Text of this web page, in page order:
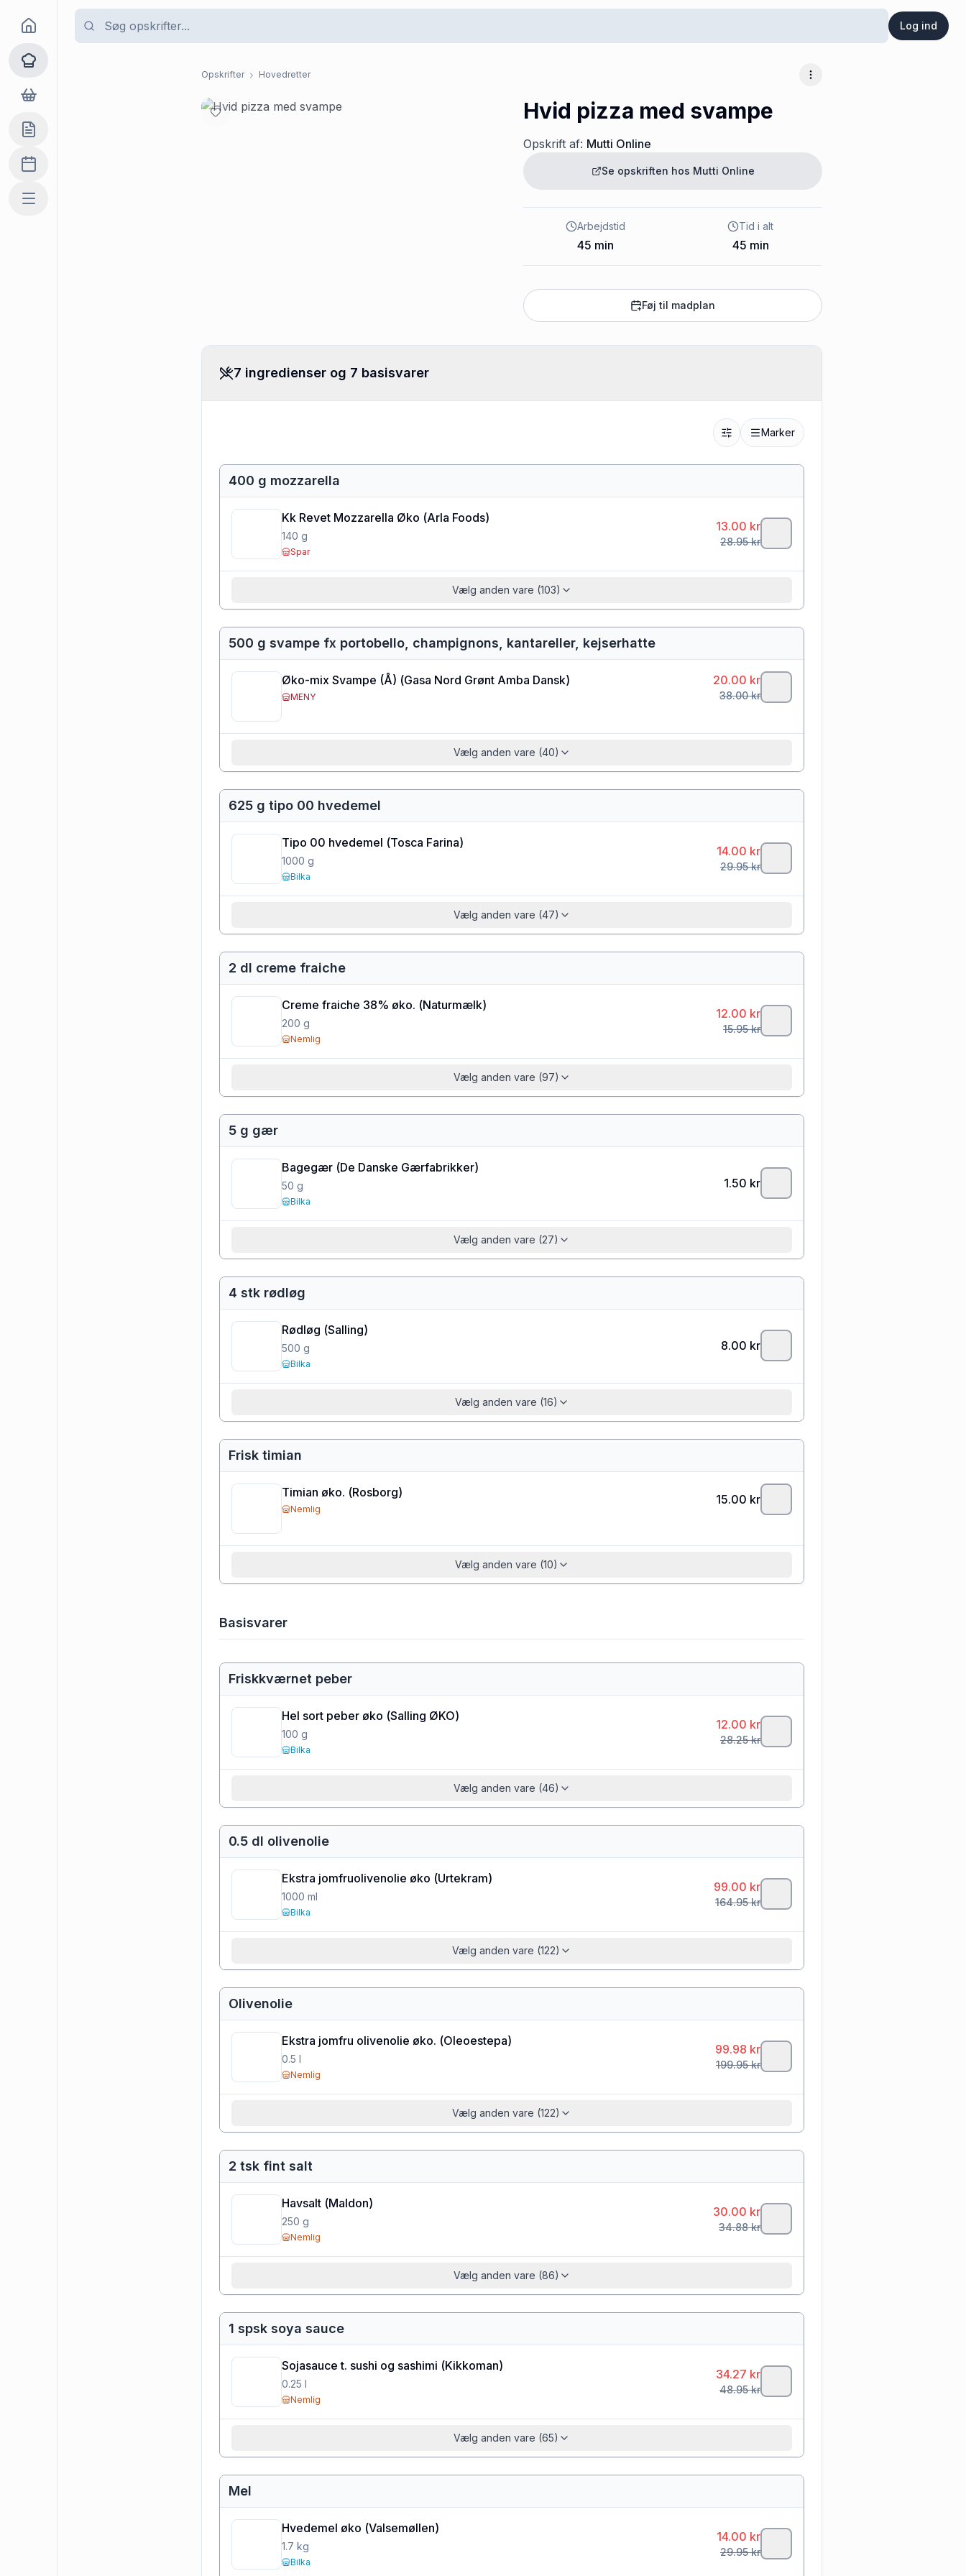
Log ind
Goma
Opskrifter
Dagligvarer
Indkøbslisten
Madplan
Mere
Opskrifter Hovedretter Flere muligheder
Hvid pizza med svampe
Opskrift af: Mutti Online
Se opskriften hos Mutti Online
Arbejdstid
45 min
Tid i alt
45 min
Føj til madplan
7 ingredienser og 7 basisvarer
Marker
400 g mozzarella
Kk Revet Mozzarella Øko (Arla Foods)
140 g
Spar
13.00 kr
28.95kr
Vælg anden vare (103)
500 g svampe fx portobello, champignons, kantareller, kejserhatte
Øko-mix Svampe (Å) (Gasa Nord Grønt Amba Dansk)
MENY
20.00 kr
38.00kr
Vælg anden vare (40)
625 g tipo 00 hvedemel
Tipo 00 hvedemel (Tosca Farina)
1000 g
Bilka
14.00 kr
29.95kr
Vælg anden vare (47)
2 dl creme fraiche
Creme fraiche 38% øko. (Naturmælk)
200 g
Nemlig
12.00 kr
15.95kr
Vælg anden vare (97)
5 g gær
Bagegær (De Danske Gærfabrikker)
50 g
Bilka
1.50 kr
Vælg anden vare (27)
4 stk rødløg
Rødløg (Salling)
500 g
Bilka
8.00 kr
Vælg anden vare (16)
Frisk timian
Timian øko. (Rosborg)
Nemlig
15.00 kr
Vælg anden vare (10)
Basisvarer
Friskkværnet peber
Hel sort peber øko (Salling ØKO)
100 g
Bilka
12.00 kr
28.25kr
Vælg anden vare (46)
0.5 dl olivenolie
Ekstra jomfruolivenolie øko (Urtekram)
1000 ml
Bilka
99.00 kr
164.95kr
Vælg anden vare (122)
Olivenolie
Ekstra jomfru olivenolie øko. (Oleoestepa)
0.5 l
Nemlig
99.98 kr
199.95kr
Vælg anden vare (122)
2 tsk fint salt
Havsalt (Maldon)
250 g
Nemlig
30.00 kr
34.88kr
Vælg anden vare (86)
1 spsk soya sauce
Sojasauce t. sushi og sashimi (Kikkoman)
0.25 l
Nemlig
34.27 kr
48.95kr
Vælg anden vare (65)
Mel
Hvedemel øko (Valsemøllen)
1.7 kg
Bilka
14.00 kr
29.95kr